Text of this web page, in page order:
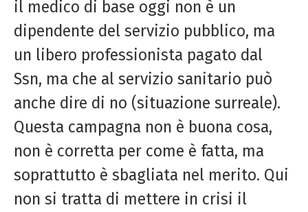
il medico di base oggi non è un
dipendente del servizio pubblico, ma
un libero professionista pagato dal
Ssn, ma che al servizio sanitario può
anche dire di no (situazione surreale).
Questa campagna non è buona cosa,
non è corretta per come è fatta, ma
soprattutto è sbagliata nel merito. Qui
non si tratta di mettere in crisi il